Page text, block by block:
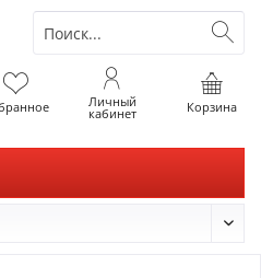
Корзина
Личный
кабинет